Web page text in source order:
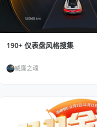
190+ 仪表盘风格搜集
威廉之魂